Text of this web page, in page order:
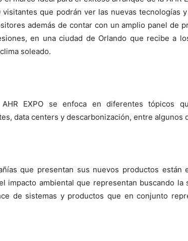
visitantes que podrán ver las nuevas tecnologías
además de contar con un amplio panel de
en una ciudad de Orlando que recibe a
soleado.
EXPO se enfoca en diferentes tópicos
data centers y descarbonización, entre algunos
que presentan sus nuevos productos están
impacto ambiental que representan buscando
de sistemas y productos que en conjunto